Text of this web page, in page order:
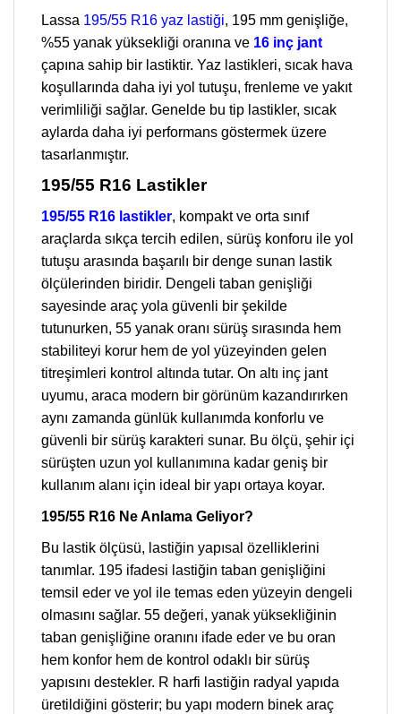
Lassa 195/55 R16 yaz lastiği, 195 mm genişliğe,
%55 yanak yüksekliği oranına ve 16 inç jant
çapına sahip bir lastiktir. Yaz lastikleri, sıcak hava
koşullarında daha iyi yol tutuşu, frenleme ve yakıt
verimliliği sağlar. Genelde bu tip lastikler, sıcak
aylarda daha iyi performans göstermek üzere
tasarlanmıştır.
195/55 R16 Lastikler
195/55 R16 lastikler, kompakt ve orta sınıf
araçlarda sıkça tercih edilen, sürüş konforu ile yol
tutuşu arasında başarılı bir denge sunan lastik
ölçülerinden biridir. Dengeli taban genişliği
sayesinde araç yola güvenli bir şekilde
tutunurken, 55 yanak oranı sürüş sırasında hem
stabiliteyi korur hem de yol yüzeyinden gelen
titreşimleri kontrol altında tutar. On altı inç jant
uyumu, araca modern bir görünüm kazandırırken
aynı zamanda günlük kullanımda konforlu ve
güvenli bir sürüş karakteri sunar. Bu ölçü, şehir içi
sürüşten uzun yol kullanımına kadar geniş bir
kullanım alanı için ideal bir yapı ortaya koyar.
195/55 R16 Ne Anlama Geliyor?
Bu lastik ölçüsü, lastiğin yapısal özelliklerini
tanımlar. 195 ifadesi lastiğin taban genişliğini
temsil eder ve yol ile temas eden yüzeyin dengeli
olmasını sağlar. 55 değeri, yanak yüksekliğinin
taban genişliğine oranını ifade eder ve bu oran
hem konfor hem de kontrol odaklı bir sürüş
yapısını destekler. R harfi lastiğin radyal yapıda
üretildiğini gösterir; bu yapı modern binek araç